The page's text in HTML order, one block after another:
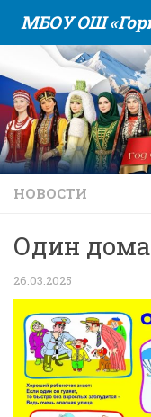
Skip to content
НОВОСТИ
Один дома
26.03.2025